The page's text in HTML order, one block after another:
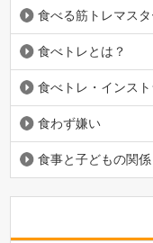
食べる筋トレマス
食べトレとは？
食べトレ・インス
食わず嫌い
食事と子どもの関係